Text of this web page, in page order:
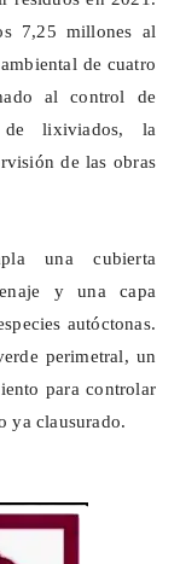
7,25 millones al
de cuatro
al control de
de lixiviados, la
de las obras
una cubierta
y una capa
autóctonas.
perimetral, un
para controlar
ya clausurado.